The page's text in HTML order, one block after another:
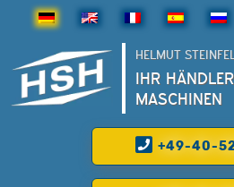
HELMUT
IHR
MASCHINEN
+49-40-